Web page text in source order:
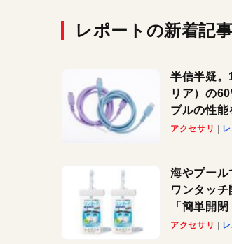
レポートの新着記事
半信半疑
リア）の
ブルの性能
の1本を発
アクセサリ
海やプール
ワンタッ
「簡単開
マホ」で夏
アクセサリ